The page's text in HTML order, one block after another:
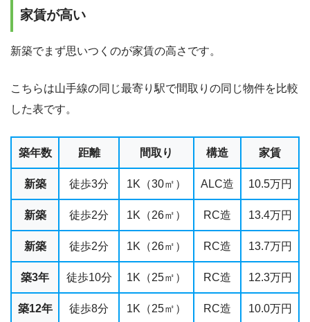
家賃が高い
新築でまず思いつくのが家賃の高さです。
こちらは山手線の同じ最寄り駅で間取りの同じ物件を比較
した表です。
築年数 距離 間取り 構造 家賃
新築 徒歩3分 1K（30㎡） ALC造 10.5万円
新築 徒歩2分 1K（26㎡） RC造 13.4万円
新築 徒歩2分 1K（26㎡） RC造 13.7万円
築3年 徒歩10分 1K（25㎡） RC造 12.3万円
築12年 徒歩8分 1K（25㎡） RC造 10.0万円